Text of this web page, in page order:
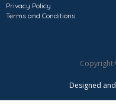
Privacy Policy
Terms and Conditions
Copyright
Designed